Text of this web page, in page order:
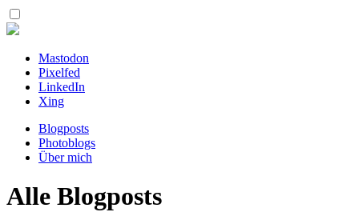
Mastodon
Pixelfed
LinkedIn
Xing
Blogposts
Photoblogs
Über mich
Alle Blogposts